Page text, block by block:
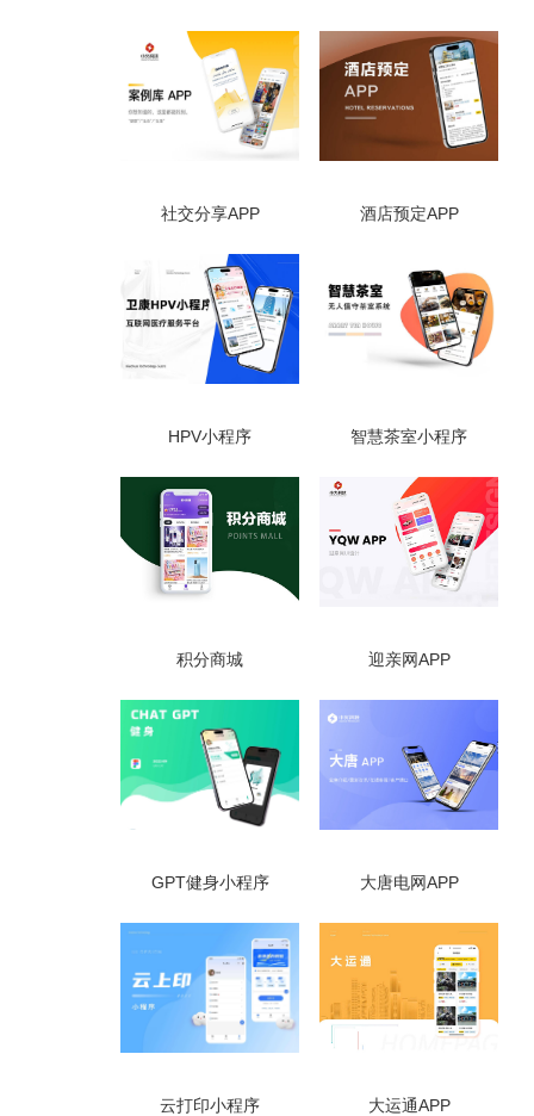
社交分享APP 酒店预定APP
HPV小程序 智慧茶室小程序
积分商城 迎亲网APP
GPT健身小程序 大唐电网APP
云打印小程序 大运通APP